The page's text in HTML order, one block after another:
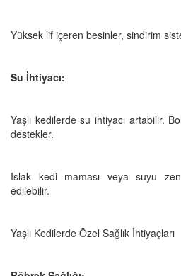
Yüksek lif içeren besinler, sindirim
Su İhtiyacı:
Yaşlı kedilerde su ihtiyacı artabilir.
destekler.
Islak kedi maması veya suyu
edilebilir.
Yaşlı Kedilerde Özel Sağlık İhtiyaçları